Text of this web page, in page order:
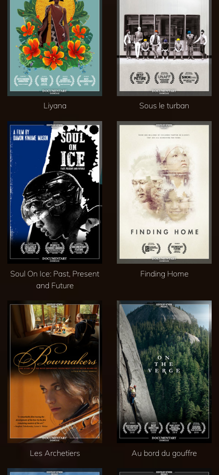
Liyana Sous le turban
Soul On Ice: Past, Present
and Future
Finding Home
Les Archetiers Au bord du gouffre